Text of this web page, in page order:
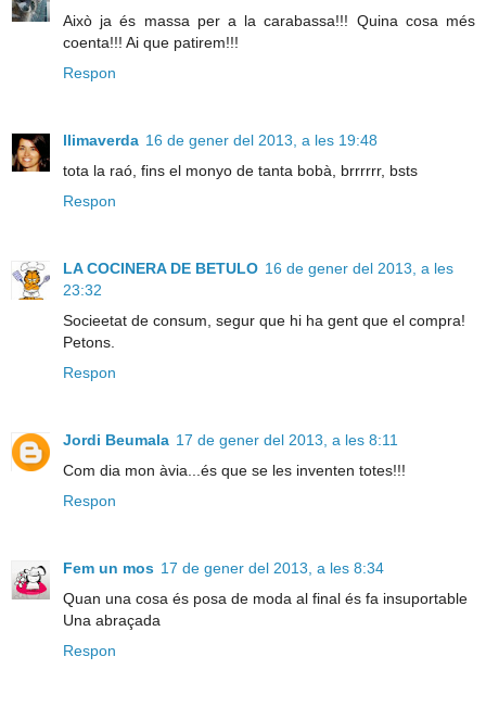
Això ja és massa per a la carabassa!!! Quina cosa més
coenta!!! Ai que patirem!!!
Respon
llimaverda 16 de gener del 2013, a les 19:48
tota la raó, fins el monyo de tanta bobà, brrrrrr, bsts
Respon
LA COCINERA DE BETULO 16 de gener del 2013, a les
23:32
Socieetat de consum, segur que hi ha gent que el compra!
Petons.
Respon
Jordi Beumala 17 de gener del 2013, a les 8:11
Com dia mon àvia...és que se les inventen totes!!!
Respon
Fem un mos 17 de gener del 2013, a les 8:34
Quan una cosa és posa de moda al final és fa insuportable
Una abraçada
Respon